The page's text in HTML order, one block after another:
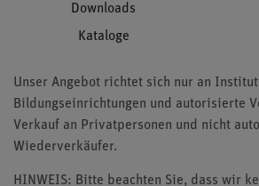
Downloads
Kataloge
Unser Angebot richtet sich nur an
Bildungseinrichtungen und autorisierte
Verkauf an Privatpersonen und nicht
Wiederverkäufer.
HINWEIS: Bitte beachten Sie, dass wir